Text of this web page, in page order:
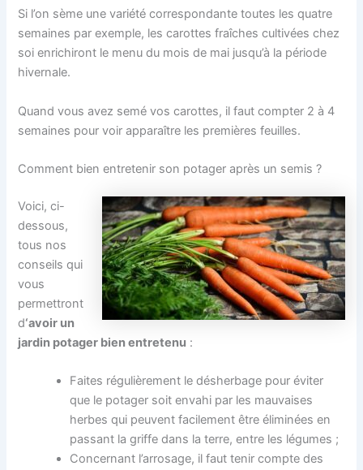
Si l’on sème une variété correspondante toutes les quatre
semaines par exemple, les carottes fraîches cultivées chez
soi enrichiront le menu du mois de mai jusqu’à la période
hivernale.
Quand vous avez semé vos carottes, il faut compter 2 à 4
semaines pour voir apparaître les premières feuilles.
Comment bien entretenir son potager après un semis ?
Voici, ci-
dessous,
tous nos
conseils qui
vous
permettront
d‘avoir un
jardin potager bien entretenu :
Faites régulièrement le désherbage pour éviter
que le potager soit envahi par les mauvaises
herbes qui peuvent facilement être éliminées en
passant la griffe dans la terre, entre les légumes ;
Concernant l’arrosage, il faut tenir compte des